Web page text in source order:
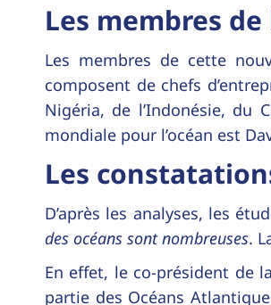
Les membres
Les membres de cette
composent de chefs
Nigéria, de l’Indonésie, du
mondiale pour l’océan est
Les
D’après les analyses, les
des océans sont nombreuses.
En effet, le co-président de
partie des Océans